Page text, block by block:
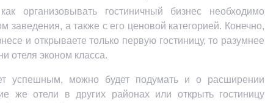
организовывать гостиничный бизнес необходимо
заведения, а также с его ценовой категорией. Конечно,
и открываете только первую гостиницу, то разумнее
отеля эконом класса.
успешным, можно будет подумать и о расширении
же отели в других районах или открыть гостиницу